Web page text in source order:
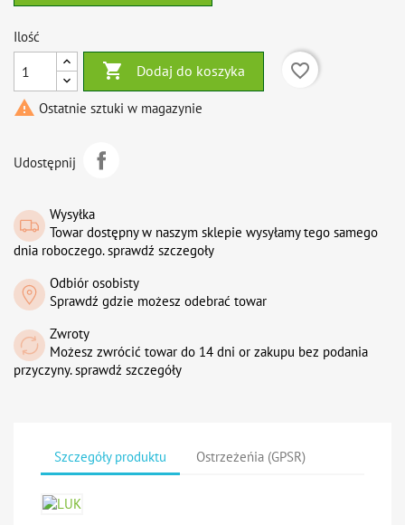
Ilość
 Dodaj do koszyka
favorite_border
 Ostatnie sztuki w magazynie
Udostępnij
Wysyłka
Towar dostępny w naszym sklepie wysyłamy tego samego
dnia roboczego. sprawdź szczegoły
Odbiór osobisty
Sprawdź gdzie możesz odebrać towar
Zwroty
Możesz zwrócić towar do 14 dni or zakupu bez podania
przyczyny. sprawdź szczegóły
Szczegóły produktu Ostrzeżeńia (GPSR)